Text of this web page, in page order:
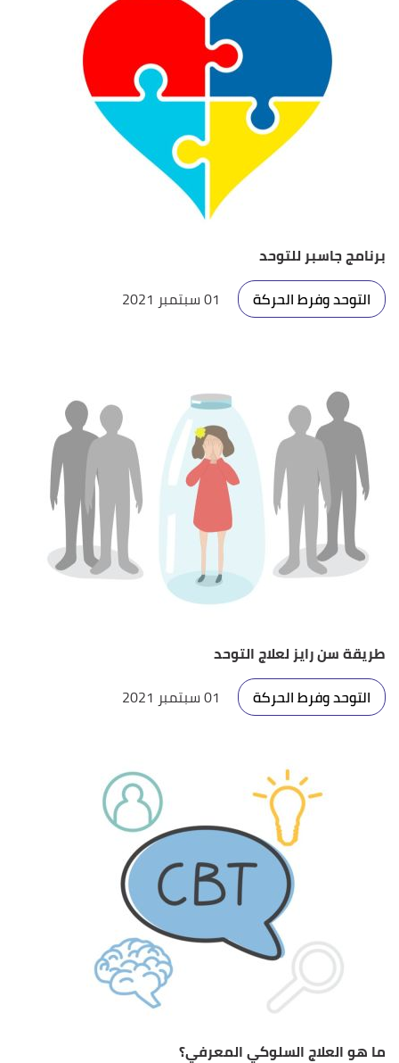
برنامج جاسبر للتوحد
التوحد وفرط الحركة
01 سبتمبر 2021
طريقة سن رايز لعلاج التوحد
التوحد وفرط الحركة
01 سبتمبر 2021
ما هو العلاج السلوكي المعرفي؟